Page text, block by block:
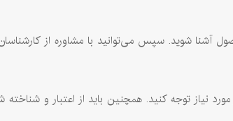
شوید. سپس می‌توانید با مشاوره از کارشناسان
نیاز توجه کنید. همچنین باید از اعتبار و